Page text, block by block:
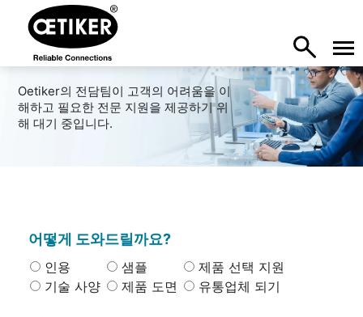
Oetiker의 전담팀이 고객의 어려움을 이
해하고 필요한 전문 지원을 제공하기 위
해 대기 중입니다.
어떻게 도와드릴까요?
인용 샘플
제품 선택 지원
기술 사양
제품 도면 유통업체 되기